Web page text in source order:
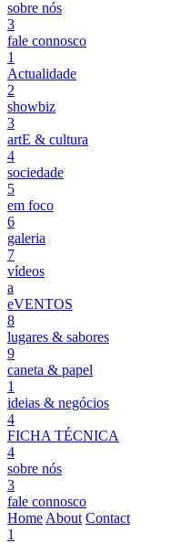
sobre nós
3
fale connosco
1
Actualidade
2
showbiz
3
artE & cultura
4
sociedade
5
em foco
6
galeria
7
vídeos
a
eVENTOS
8
lugares & sabores
9
caneta & papel
1
ideias & negócios
4
FICHA TÉCNICA
4
sobre nós
3
fale connosco
Home About Contact
1